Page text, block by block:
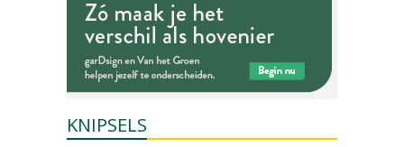
KNIPSELS